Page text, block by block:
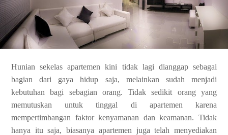
Hunian sekelas apartemen kini tidak lagi dianggap sebagai
bagian dari gaya hidup saja, melainkan sudah menjadi
kebutuhan bagi sebagian orang. Tidak sedikit orang yang
memutuskan untuk tinggal di apartemen karena
mempertimbangan faktor kenyamanan dan keamanan. Tidak
hanya itu saja, biasanya apartemen juga telah menyediakan